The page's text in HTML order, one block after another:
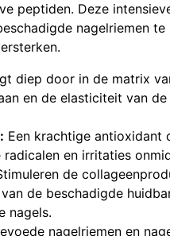
peptiden. Deze
nagelriemen te
diep door in de matrix
en de elasticiteit van
Een krachtige antioxidant
en irritaties
de
de beschadigde
nagels.
nagelriemen en